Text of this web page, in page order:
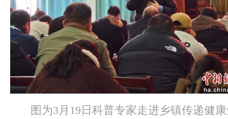
图为3月19日科普专家走进乡镇传递健